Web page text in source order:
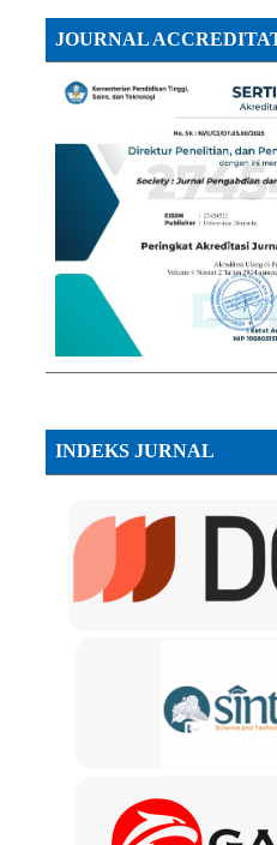
JOURNAL
INDEKS JURNAL